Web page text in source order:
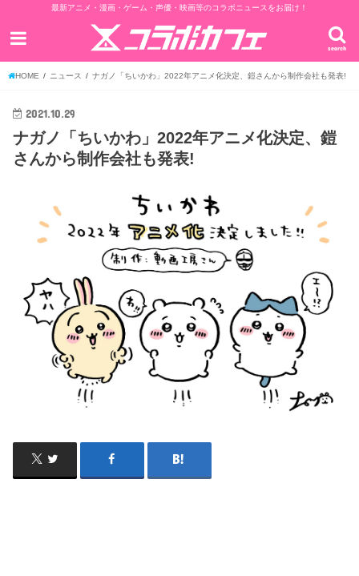
最新アニメ・漫画・ゲーム・声優・映画等のコラボニュースをお届け！
search
HOME ニュース ナガノ「ちいかわ」2022年アニメ化決定、鎧さんから制作会社も発表!
2021.10.29
ナガノ「ちいかわ」2022年アニメ化決定、鎧
さんから制作会社も発表!